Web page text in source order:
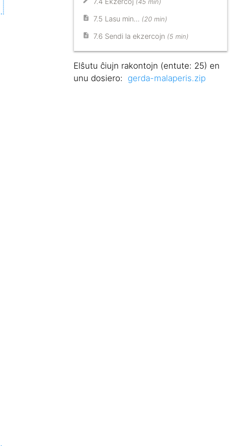
7.5 Lasu min… (20 min)
7.6 Sendi la ekzercojn (5 min)
Elŝutu ĉiujn rakontojn (entute: 25) en
unu dosiero: gerda-malaperis.zip